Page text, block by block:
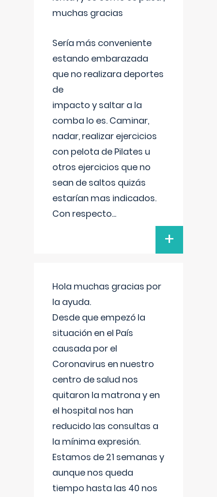
muchas gracias
Sería más conveniente
estando embarazada
que no realizara deportes
de
impacto y saltar a la
comba lo es. Caminar,
nadar, realizar ejercicios
con pelota de Pilates u
otros ejercicios que no
sean de saltos quizás
estarían mas indicados.
Con respecto...
+
Hola muchas gracias por
la ayuda.
Desde que empezó la
situación en el País
causada por el
Coronavirus en nuestro
centro de salud nos
quitaron la matrona y en
el hospital nos han
reducido las consultas a
la mínima expresión.
Estamos de 21 semanas y
aunque nos queda
tiempo hasta las 40 nos